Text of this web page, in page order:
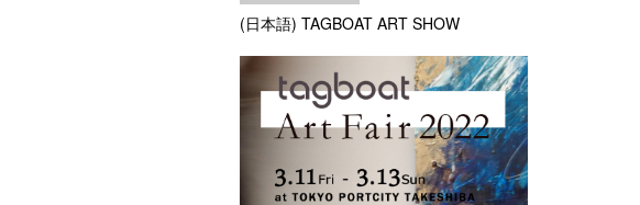
(日本語) TAGBOAT ART SHOW